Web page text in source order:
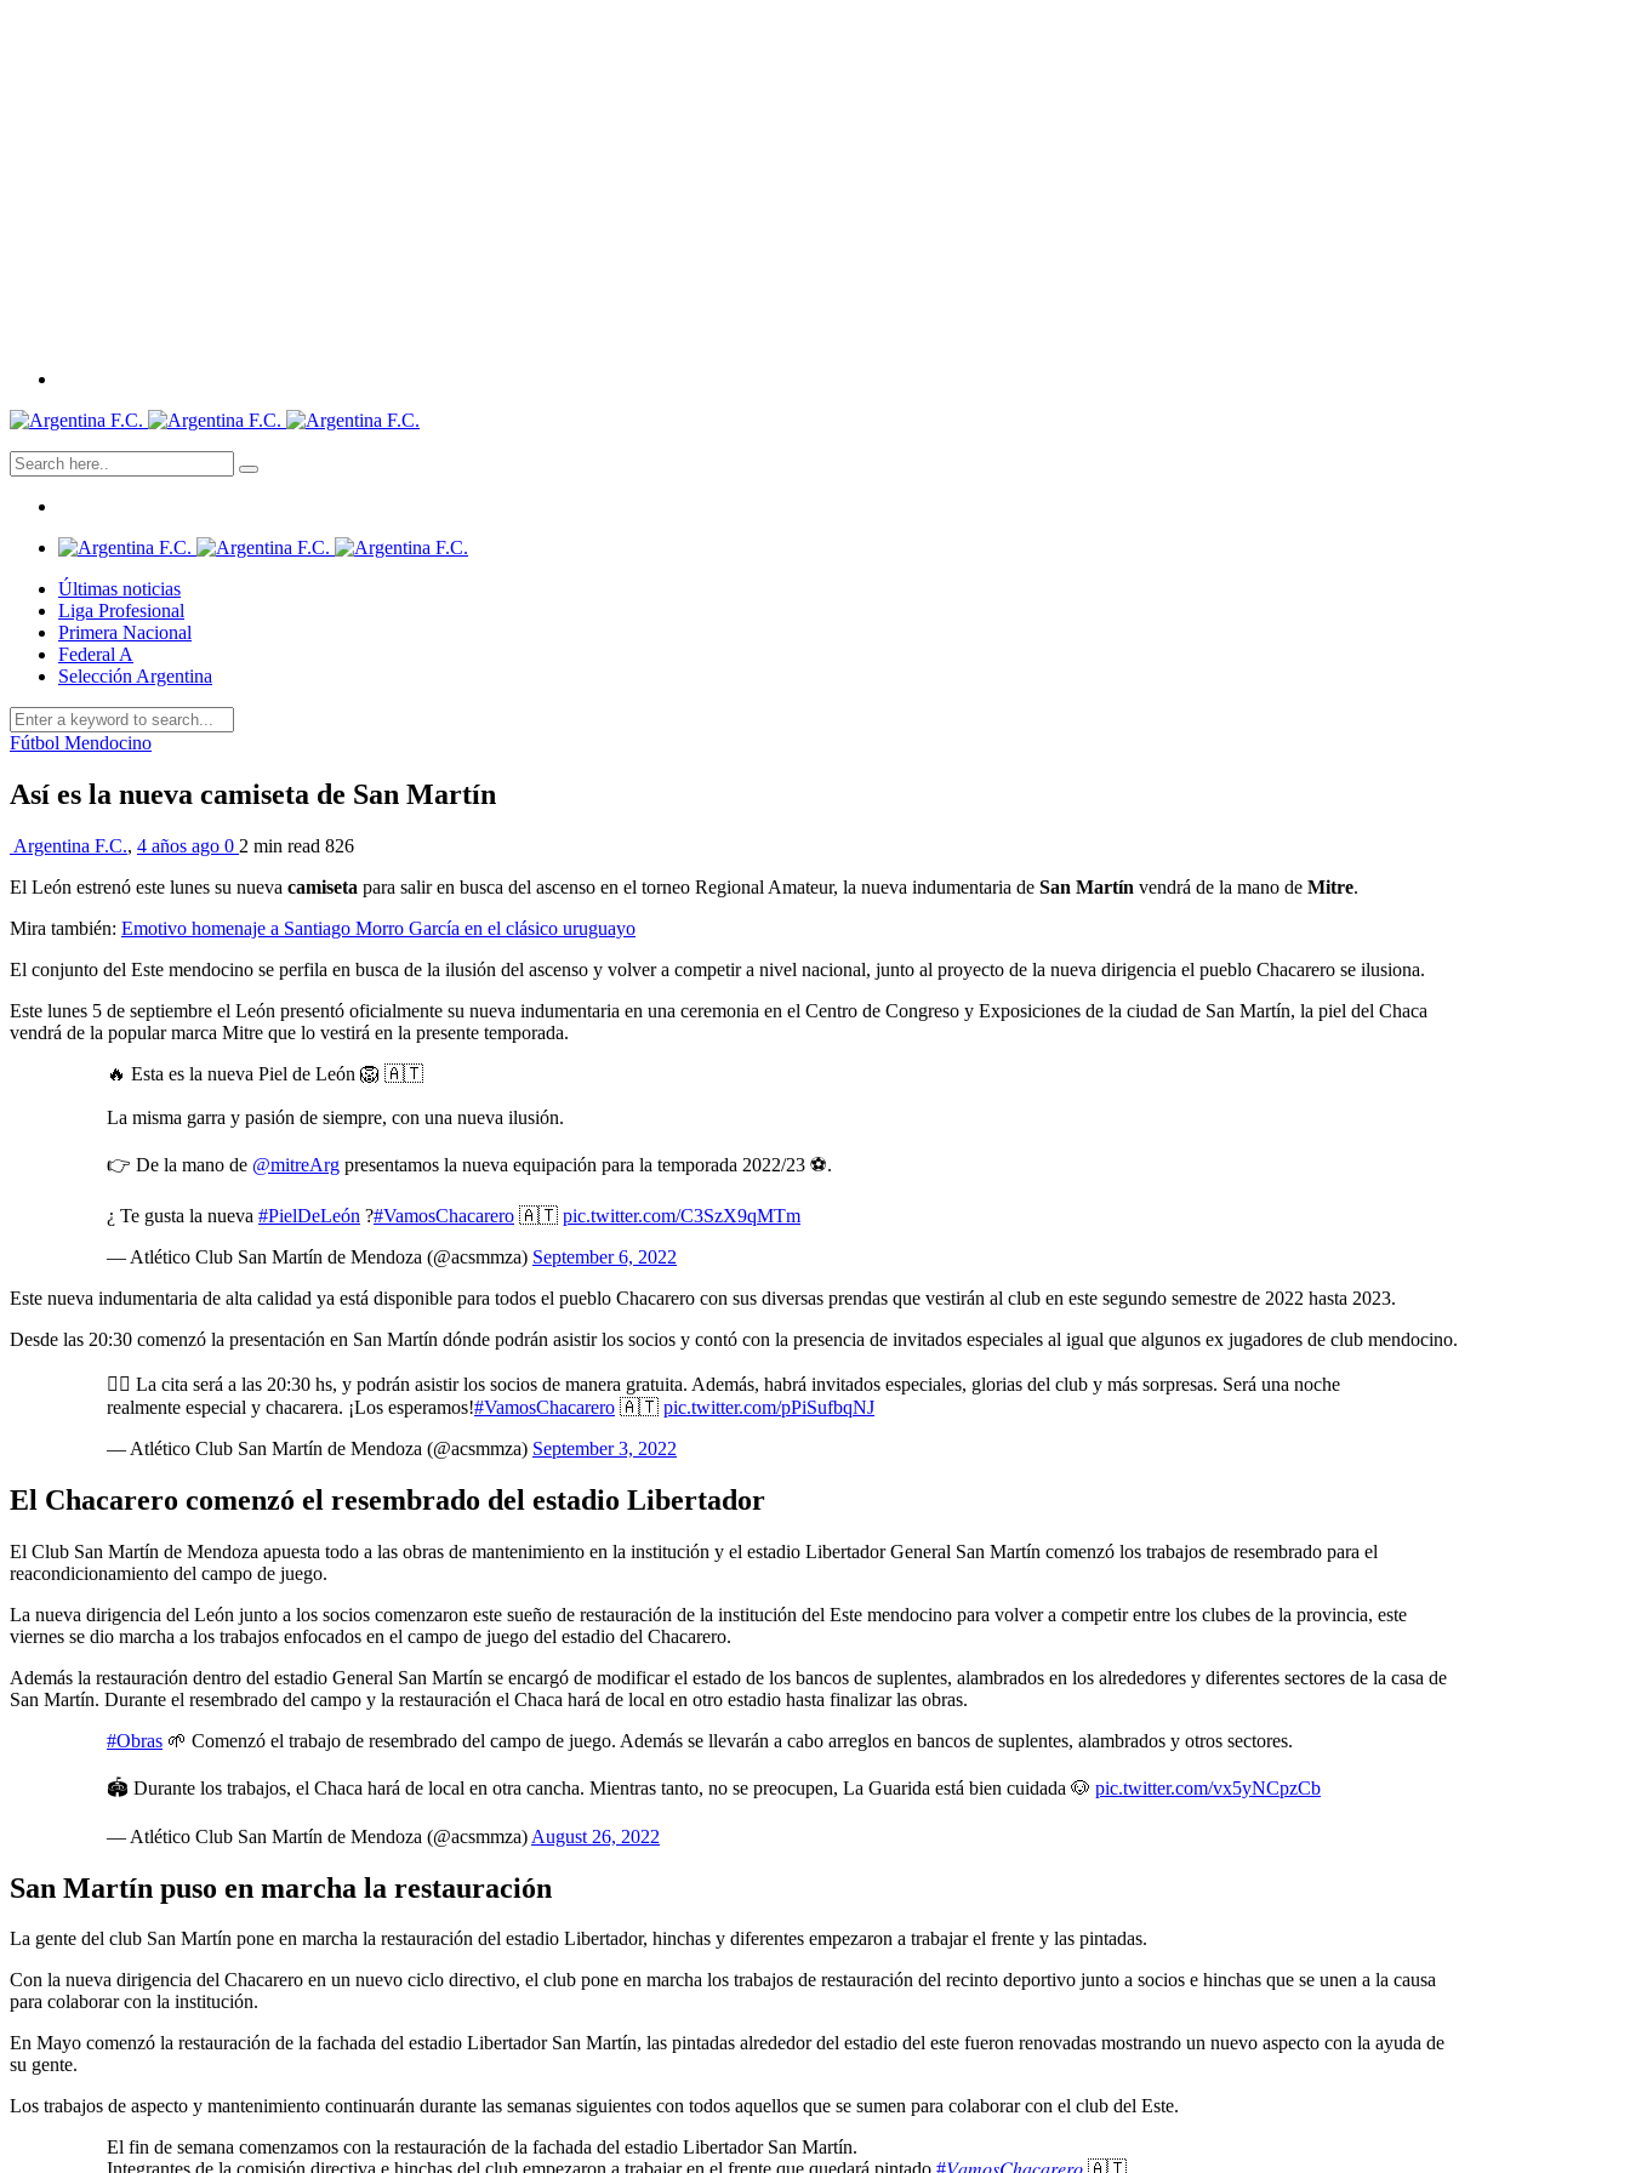
Últimas noticias
Liga Profesional
Primera Nacional
Federal A
Selección Argentina
Fútbol Mendocino
Así es la nueva camiseta de San Martín
Argentina F.C., 4 años ago 0 2 min read 826
El León estrenó este lunes su nueva camiseta para salir en busca del ascenso en el torneo Regional Amateur, la nueva indumentaria de San Martín vendrá de la mano de Mitre.
Mira también: Emotivo homenaje a Santiago Morro García en el clásico uruguayo
El conjunto del Este mendocino se perfila en busca de la ilusión del ascenso y volver a competir a nivel nacional, junto al proyecto de la nueva dirigencia el pueblo Chacarero se ilusiona.
Este lunes 5 de septiembre el León presentó oficialmente su nueva indumentaria en una ceremonia en el Centro de Congreso y Exposiciones de la ciudad de San Martín, la piel del Chaca
vendrá de la popular marca Mitre que lo vestirá en la presente temporada.
🔥 Esta es la nueva Piel de León 🦁 🇦🇹
La misma garra y pasión de siempre, con una nueva ilusión.
👉 De la mano de @mitreArg presentamos la nueva equipación para la temporada 2022/23 ⚽️.
¿ Te gusta la nueva #PielDeLeón ?#VamosChacarero 🇦🇹 pic.twitter.com/C3SzX9qMTm
— Atlético Club San Martín de Mendoza (@acsmmza) September 6, 2022
Este nueva indumentaria de alta calidad ya está disponible para todos el pueblo Chacarero con sus diversas prendas que vestirán al club en este segundo semestre de 2022 hasta 2023.
Desde las 20:30 comenzó la presentación en San Martín dónde podrán asistir los socios y contó con la presencia de invitados especiales al igual que algunos ex jugadores de club mendocino.
👉🏼 La cita será a las 20:30 hs, y podrán asistir los socios de manera gratuita. Además, habrá invitados especiales, glorias del club y más sorpresas. Será una noche
realmente especial y chacarera. ¡Los esperamos!#VamosChacarero 🇦🇹 pic.twitter.com/pPiSufbqNJ
— Atlético Club San Martín de Mendoza (@acsmmza) September 3, 2022
El Chacarero comenzó el resembrado del estadio Libertador
El Club San Martín de Mendoza apuesta todo a las obras de mantenimiento en la institución y el estadio Libertador General San Martín comenzó los trabajos de resembrado para el
reacondicionamiento del campo de juego.
La nueva dirigencia del León junto a los socios comenzaron este sueño de restauración de la institución del Este mendocino para volver a competir entre los clubes de la provincia, este
viernes se dio marcha a los trabajos enfocados en el campo de juego del estadio del Chacarero.
Además la restauración dentro del estadio General San Martín se encargó de modificar el estado de los bancos de suplentes, alambrados en los alrededores y diferentes sectores de la casa de
San Martín. Durante el resembrado del campo y la restauración el Chaca hará de local en otro estadio hasta finalizar las obras.
#Obras 🌱 Comenzó el trabajo de resembrado del campo de juego. Además se llevarán a cabo arreglos en bancos de suplentes, alambrados y otros sectores.
🏟 Durante los trabajos, el Chaca hará de local en otra cancha. Mientras tanto, no se preocupen, La Guarida está bien cuidada 🐶 pic.twitter.com/vx5yNCpzCb
— Atlético Club San Martín de Mendoza (@acsmmza) August 26, 2022
San Martín puso en marcha la restauración
La gente del club San Martín pone en marcha la restauración del estadio Libertador, hinchas y diferentes empezaron a trabajar el frente y las pintadas.
Con la nueva dirigencia del Chacarero en un nuevo ciclo directivo, el club pone en marcha los trabajos de restauración del recinto deportivo junto a socios e hinchas que se unen a la causa
para colaborar con la institución.
En Mayo comenzó la restauración de la fachada del estadio Libertador San Martín, las pintadas alrededor del estadio del este fueron renovadas mostrando un nuevo aspecto con la ayuda de
su gente.
Los trabajos de aspecto y mantenimiento continuarán durante las semanas siguientes con todos aquellos que se sumen para colaborar con el club del Este.
El fin de semana comenzamos con la restauración de la fachada del estadio Libertador San Martín.